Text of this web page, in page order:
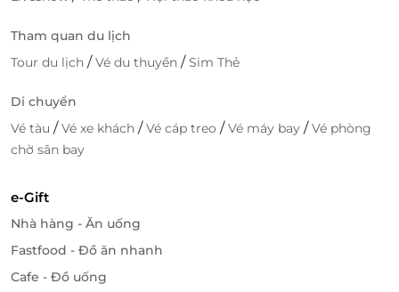
Tham quan du lịch
Tour du lịch /Vé du thuyền /Sim Thẻ
Di chuyển
Vé tàu /Vé xe khách /Vé cáp treo /Vé máy bay /Vé phòng
chờ sân bay
e-Gift
Nhà hàng - Ăn uống
Fastfood - Đồ ăn nhanh
Cafe - Đồ uống